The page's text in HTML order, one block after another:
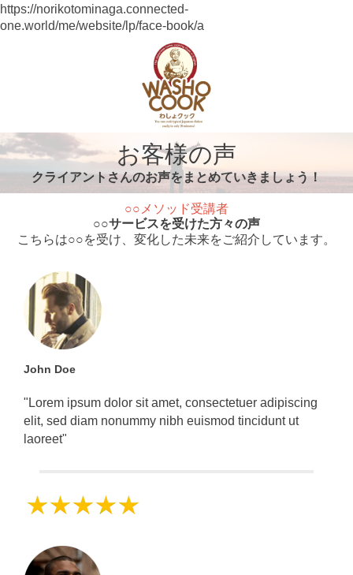
https://norikotominaga.connected-
one.world/me/website/lp/face-book/a
お客様の声
クライアントさんのお声をまとめていきましょう！
○○メソッド受講者
○○サービスを受けた方々の声
こちらは○○を受け、変化した未来をご紹介しています。
John Doe
"Lorem ipsum dolor sit amet, consectetuer adipiscing
elit, sed diam nonummy nibh euismod tincidunt ut
laoreet"